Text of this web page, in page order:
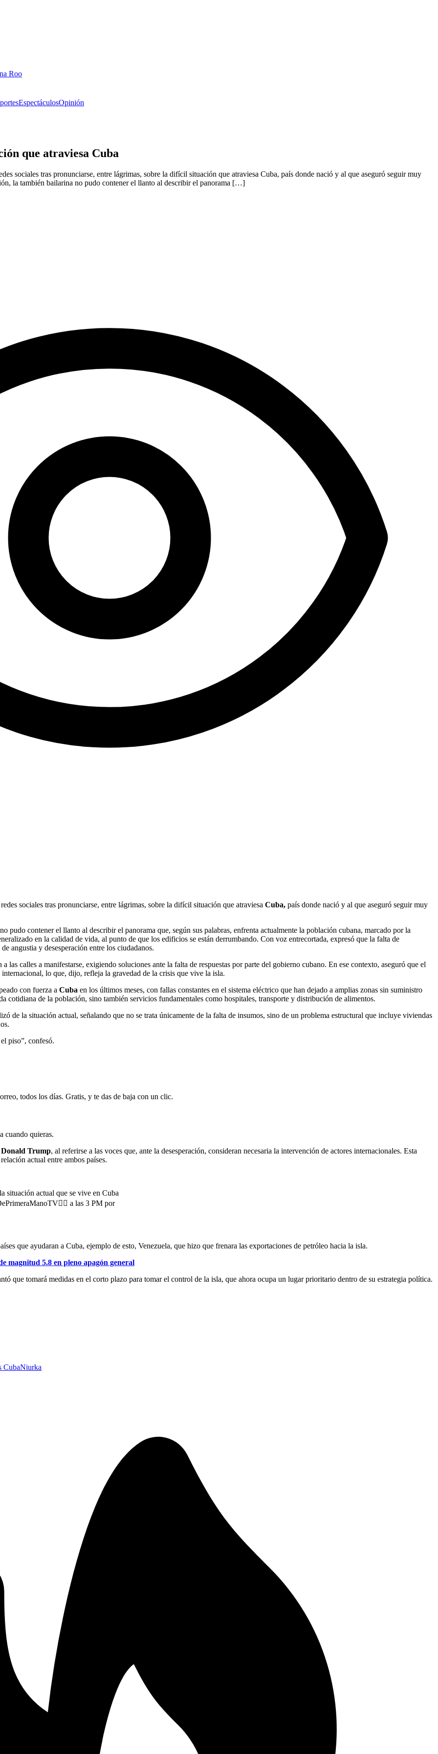
Roo
EspectáculosOpinión
que atraviesa Cuba
sociales tras pronunciarse, entre lágrimas, sobre la difícil situación que atraviesa Cuba, país donde nació y al que aseguró seguir muy
la también bailarina no pudo contener el llanto al describir el panorama […]
sociales tras pronunciarse, entre lágrimas, sobre la difícil situación que atraviesa Cuba, país donde nació y al que aseguró seguir muy
pudo contener el llanto al describir el panorama que, según sus palabras, enfrenta actualmente la población cubana, marcado por la
en la calidad de vida, al punto de que los edificios se están derrumbando. Con voz entrecortada, expresó que la falta de
angustia y desesperación entre los ciudadanos.
las calles a manifestarse, exigiendo soluciones ante la falta de respuestas por parte del gobierno cubano. En ese contexto, aseguró que el
lo que, dijo, refleja la gravedad de la crisis que vive la isla.
con fuerza a Cuba en los últimos meses, con fallas constantes en el sistema eléctrico que han dejado a amplias zonas sin suministro
cotidiana de la población, sino también servicios fundamentales como hospitales, transporte y distribución de alimentos.
de la situación actual, señalando que no se trata únicamente de la falta de insumos, sino de un problema estructural que incluye viviendas
piso”, confesó.
todos los días. Gratis, y te das de baja con un clic.
cuando quieras.
Donald Trump, al referirse a las voces que, ante la desesperación, consideran necesaria la intervención de actores internacionales. Esta
actual entre ambos países.
actual que se vive en Cuba
a las 3 PM por
que ayudaran a Cuba, ejemplo de esto, Venezuela, que hizo que frenara las exportaciones de petróleo hacia la isla.
magnitud 5.8 en pleno apagón general
que tomará medidas en el corto plazo para tomar el control de la isla, que ahora ocupa un lugar prioritario dentro de su estrategia política.
CubaNiurka